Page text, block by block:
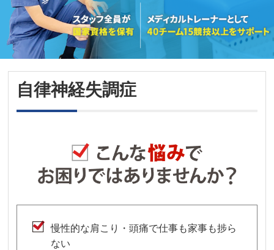
自律神経失調症
慢性的な肩こり・頭痛で仕事も家事も捗ら
ない